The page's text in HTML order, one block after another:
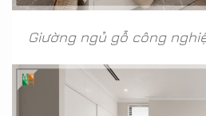
Giường ngủ gỗ công